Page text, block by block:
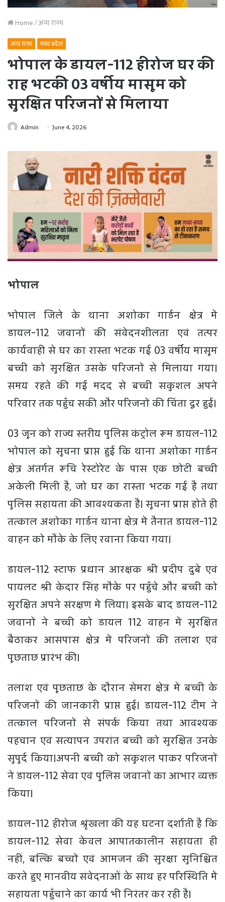
Home/अन्य राज्य
अन्य राज्य मध्य प्रदेश
भोपाल के डायल-112 हीरोज घर की
राह भटकी 03 वर्षीय मासूम को
सुरक्षित परिजनों से मिलाया
Admin June 4, 2026
भोपाल
​भोपाल जिले के थाना अशोका गार्डन क्षेत्र में
डायल-112 जवानों की संवेदनशीलता एवं तत्पर
कार्यवाही से घर का रास्ता भटक गई 03 वर्षीय मासूम
बच्ची को सुरक्षित उसके परिजनों से मिलाया गया।
समय रहते की गई मदद से बच्ची सकुशल अपने
परिवार तक पहुँच सकी और परिजनों की चिंता दूर हुई।
03 जून को राज्य स्तरीय पुलिस कंट्रोल रूम डायल-112
भोपाल को सूचना प्राप्त हुई कि थाना अशोका गार्डन
क्षेत्र अंतर्गत रूचि रेस्टोरेंट के पास एक छोटी बच्ची
अकेली मिली है, जो घर का रास्ता भटक गई है तथा
पुलिस सहायता की आवश्यकता है। सूचना प्राप्त होते ही
तत्काल अशोका गार्डन थाना क्षेत्र में तैनात डायल-112
वाहन को मौके के लिए रवाना किया गया।
डायल-112 स्टाफ प्रधान आरक्षक श्री प्रदीप दुबे एवं
पायलट श्री केदार सिंह मौके पर पहुँचे और बच्ची को
सुरक्षित अपने संरक्षण में लिया। इसके बाद डायल-112
जवानों ने बच्ची को डायल 112 वाहन में सुरक्षित
बैठाकर आसपास क्षेत्र में परिजनों की तलाश एवं
पूछताछ प्रारंभ की।
तलाश एवं पूछताछ के दौरान सेमरा क्षेत्र में बच्ची के
परिजनों की जानकारी प्राप्त हुई। डायल-112 टीम ने
तत्काल परिजनों से संपर्क किया तथा आवश्यक
पहचान एवं सत्यापन उपरांत बच्ची को सुरक्षित उनके
सुपुर्द किया।अपनी बच्ची को सकुशल पाकर परिजनों
ने डायल-112 सेवा एवं पुलिस जवानों का आभार व्यक्त
किया।
डायल-112 हीरोज श्रृंखला की यह घटना दर्शाती है कि
डायल-112 सेवा केवल आपातकालीन सहायता ही
नहीं, बल्कि बच्चों एवं आमजन की सुरक्षा सुनिश्चित
करते हुए मानवीय संवेदनाओं के साथ हर परिस्थिति में
सहायता पहुँचाने का कार्य भी निरंतर कर रही है।